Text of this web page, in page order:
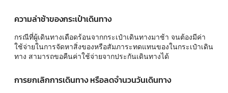
ความล่าช้าของกระเป๋าเดินทาง
กรณีที่ผู้เดินทางเดือดร้อนจากกระเป๋าเดินทางมาช้า จนต้องมีค่า
ใช้จ่ายในการจัดหาสิ่งของหรือสัมภาระทดแทนของในกระเป๋าเดิน
ทาง สามารถขอคืนค่าใช้จ่ายจากประกันเดินทางได้
การยกเลิกการเดินทาง หรือลดจำนวนวันเดินทาง